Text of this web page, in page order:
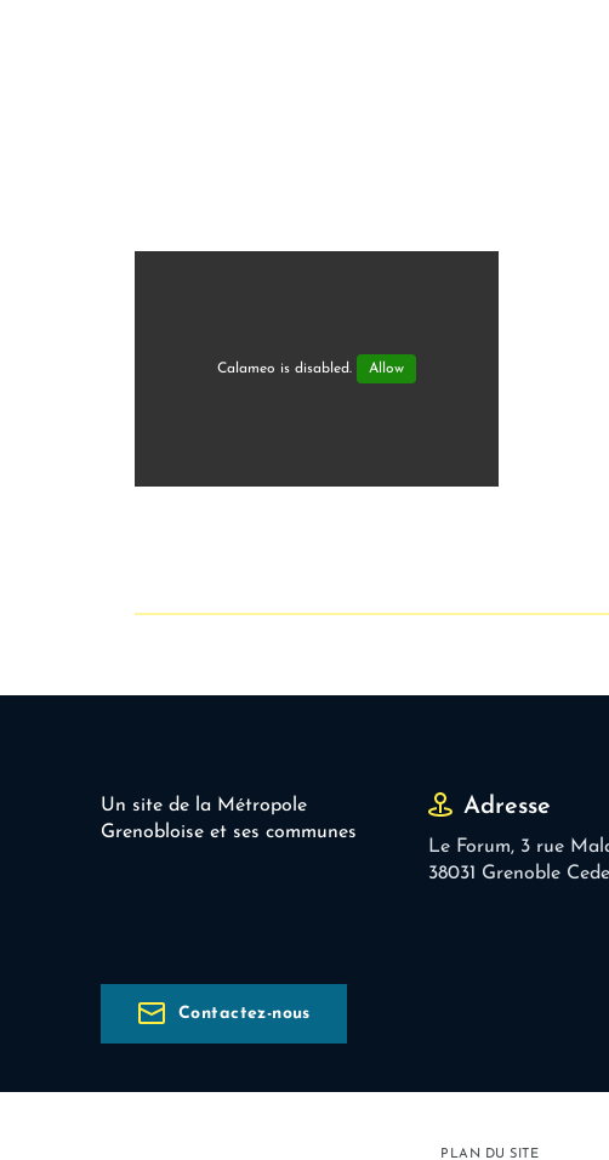
Calameo is disabled. Allow
Un site de la Métropole
Grenobloise et ses communes
Adresse
Le Forum, 3 rue
38031 Grenoble
Contactez-nous
PLAN DU SITE